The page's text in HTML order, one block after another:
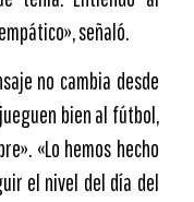
señaló.
no cambia desde
bien al fútbol,
«Lo hemos hecho
el nivel del día del